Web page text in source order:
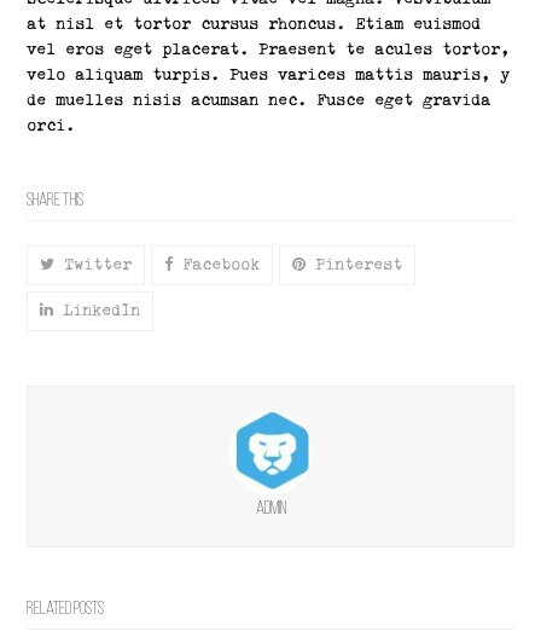
at nisl et tortor cursus rhoncus. Etiam euismod
vel eros eget placerat. Praesent te acules tortor,
velo aliquam turpis. Pues varices mattis mauris, y
de muelles nisis acumsan nec. Fusce eget gravida
orci.
Share This
Twitter Facebook Pinterest
LinkedIn
admin
Related Posts